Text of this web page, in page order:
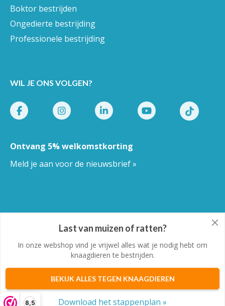
8,5
Boktor bestrijden
Ongedierte bestrijding
Professionele bestrijding
WIL JE ONS VOLGEN?
Ontvang 5% welkomstkorting
Meld je aan voor de nieuwsbrief »
© Copyright 2026
Algemene voorwaarden- Privacy -Cookies
Last van muizen of ratten?
In onze webshop vind je vrijwel alles wat je nodig hebt om
knaagdieren te bestrijden.
BEKIJK ALLES TEGEN KNAAGDIEREN
Download het stappenplan »